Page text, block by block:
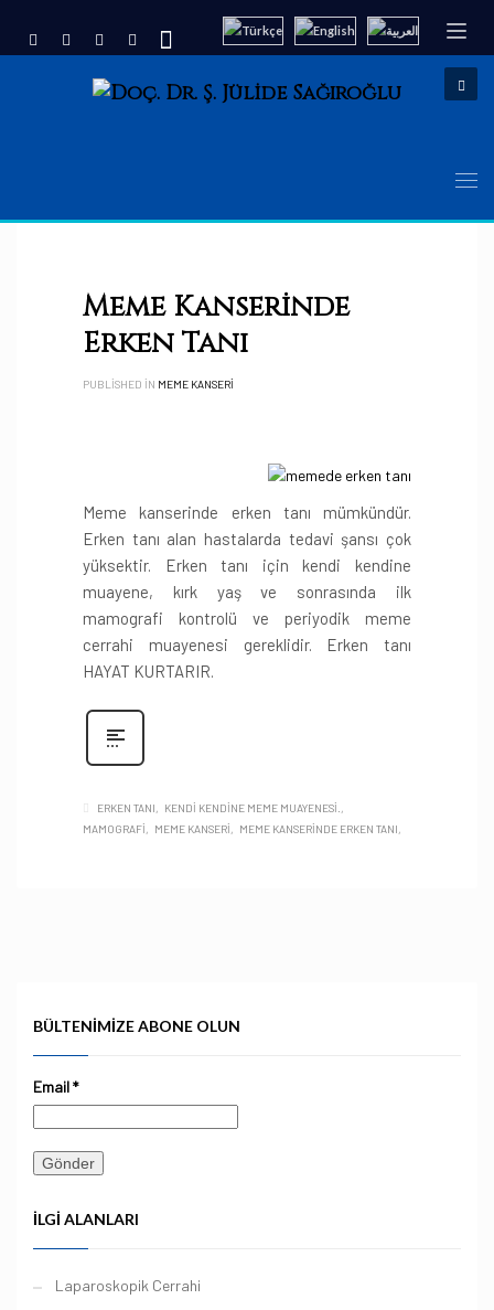
Meme Kanserinde
Erken Tanı
PUBLISHED IN MEME KANSERI
Meme kanserinde erken tanı mümkündür.
Erken tanı alan hastalarda tedavi şansı çok
yüksektir. Erken tanı için kendi kendine
muayene, kırk yaş ve sonrasında ilk
mamografi kontrolü ve periyodik meme
cerrahi muayenesi gereklidir. Erken tanı
HAYAT KURTARIR.
ERKEN TANI
KENDİ KENDİNE MEME MUAYENESİ.
MAMOGRAFİ
MEME KANSERI MEME KANSERİNDE ERKEN TANI
BÜLTENIMIZE ABONE OLUN
Email*
İLGI ALANLARI
Laparoskopik Cerrahi